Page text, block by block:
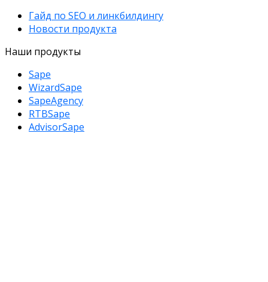
Гайд по SEO и линкбилдингу
Новости продукта
Наши продукты
Sape
WizardSape
SapeAgency
RTBSape
AdvisorSape